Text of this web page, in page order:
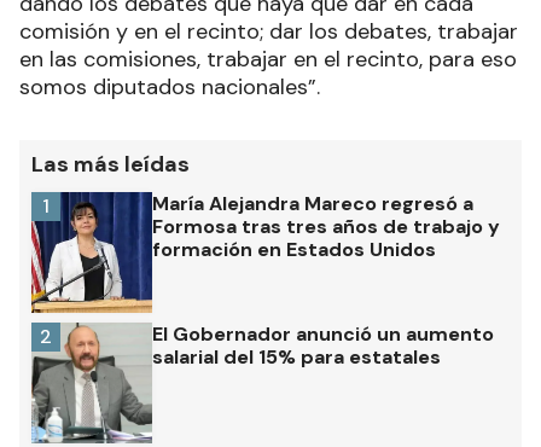
comisión y en el recinto; dar los debates, trabajar
en las comisiones, trabajar en el recinto, para eso
somos diputados nacionales”.
Las más leídas
María Alejandra Mareco regresó a
Formosa tras tres años de trabajo y
formación en Estados Unidos
1
El Gobernador anunció un aumento
salarial del 15% para estatales
2